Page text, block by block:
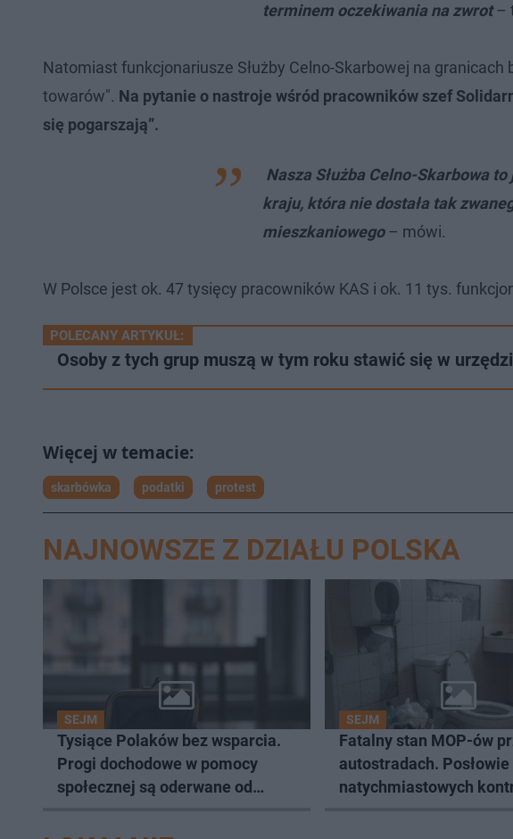
terminem oczekiwania na zwrot–
Natomiast funkcjonariusze Służby Celno-Skarbowej na
towarów". Na pytanie o nastroje wśród pracowników szef
się pogarszają”.
Nasza Służba Celno-Skarbowa
kraju, która nie dostała tak
mieszkaniowego– mówi.
W Polsce jest ok. 47 tysięcy pracowników KAS i ok. 11 tys.
POLECANY ARTYKUŁ:
Osoby z tych grup muszą w tym roku stawić się w
skarbówka podatki protest
NAJNOWSZE Z DZIAŁU POLSKA
SEJM
Tysiące Polaków bez wsparcia.
Progi dochodowe w pomocy
społecznej są oderwane od
SEJM
Fatalny stan MOP-ów
autostradach.
natychmiastowych